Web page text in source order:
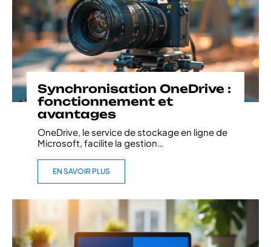
Synchronisation OneDrive :
fonctionnement et
avantages
OneDrive, le service de stockage en ligne de
Microsoft, facilite la gestion
EN SAVOIR PLUS